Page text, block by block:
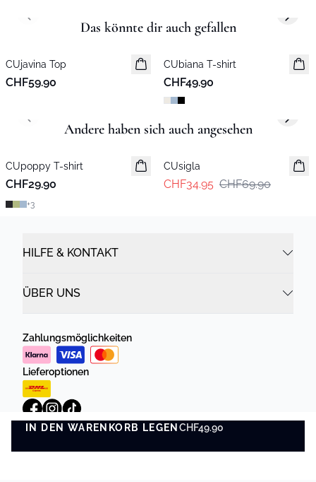
IN DEN WARENKORB LEGENCHF49.90
IN DEN WARENKORB LEGEN
Das könnte dir auch gefallen
Neuheiten
CUjavina Top
CHF59.90
Neuheiten
CUbiana T-shirt
CHF49.90
Previous slide Next
Andere haben sich auch angesehen
Neuheiten
CUpoppy T-shirt
CHF29.90
+3
-50%
CUsigla
CHF34.95 CHF69.90
Previous slide Next
HILFE & KONTAKT
ÜBER UNS
Zahlungsmöglichkeiten
Lieferoptionen